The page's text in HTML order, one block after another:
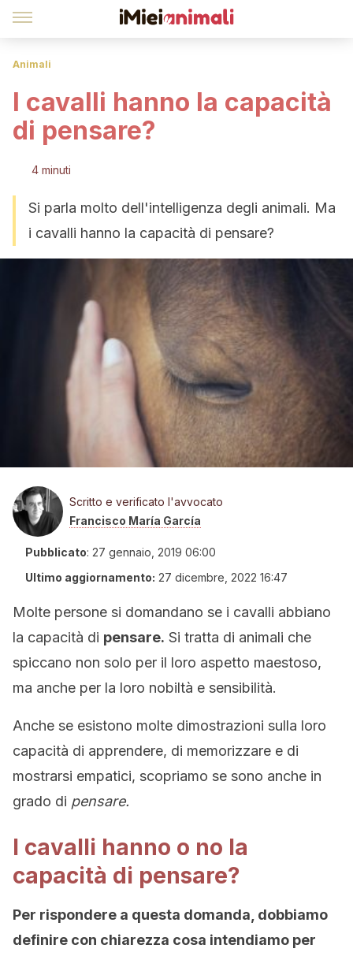
Animali
I cavalli hanno la capacità
di pensare?
4 minuti
Si parla molto dell'intelligenza degli animali. Ma
i cavalli hanno la capacità di pensare?
Scritto e verificato l'avvocato
Francisco María García
Pubblicato: 27 gennaio, 2019 06:00
Ultimo aggiornamento: 27 dicembre, 2022 16:47
Molte persone si domandano se i cavalli abbiano
la capacità di pensare. Si tratta di animali che
spiccano non solo per il loro aspetto maestoso,
ma anche per la loro nobiltà e sensibilità.
Anche se esistono molte dimostrazioni sulla loro
capacità di apprendere, di memorizzare e di
mostrarsi empatici, scopriamo se sono anche in
grado di pensare.
I cavalli hanno o no la
capacità di pensare?
Per rispondere a questa domanda, dobbiamo
definire con chiarezza cosa intendiamo per